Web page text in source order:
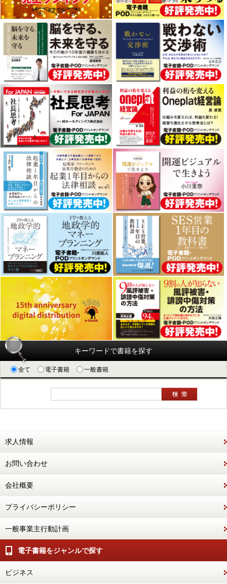
キーワードで書籍を探す
全て 電子書籍 一般書籍
求人情報
お問い合わせ
会社概要
プライバシーポリシー
一般事業主行動計画
電子書籍をジャンルで探す
ビジネス